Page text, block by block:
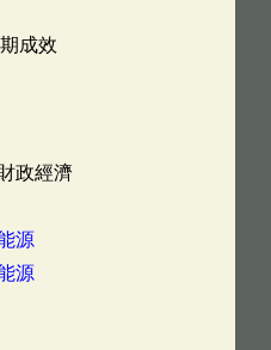
成效
政經濟
源
源